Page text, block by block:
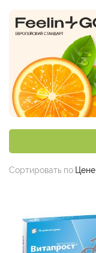
Сортировать по: Цене